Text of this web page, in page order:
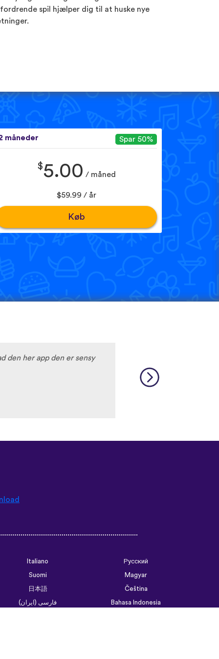
spil hjælper dig til at huske nye
måneder Spar 50%
$5.00 / måned
$59.99 / år
Køb
den her app den er sensy
Italiano
Русский
Suomi
Magyar
日本語
Čeština
فارسی (ایران)
Bahasa Indonesia